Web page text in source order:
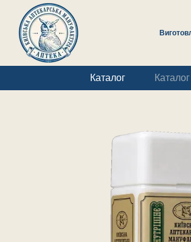
Перейти к основному контенту
Каталог Каталог